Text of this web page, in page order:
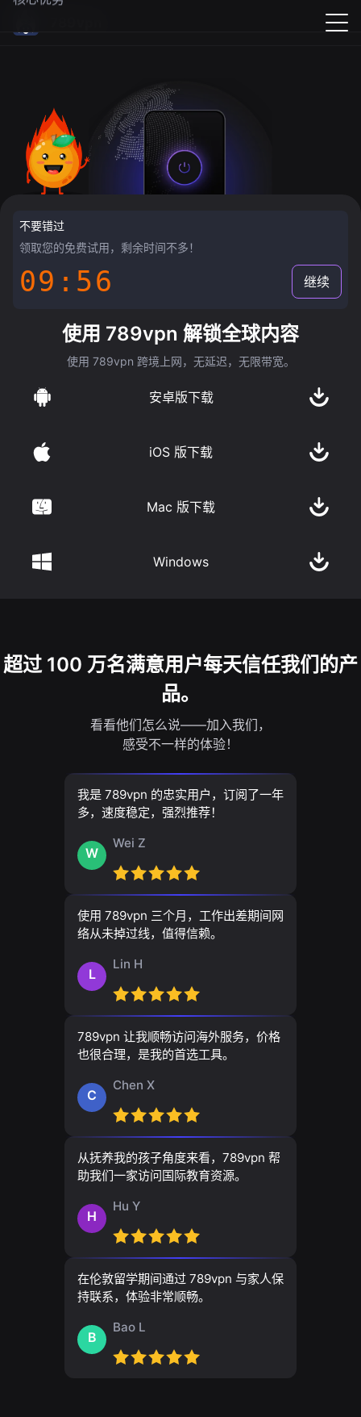
不要错过
领取您的免费试用，剩余时间不多！
09:55 继续
使用 789vpn 解锁全球内容
使用 789vpn 跨境上网，无延迟，无限带宽。
安卓版下载
iOS 版下载
Mac 版下载
Windows
超过 100 万名满意用户每天信任我们的产
品。
看看他们怎么说——加入我们，
感受不一样的体验！
我是 789vpn 的忠实用户，订阅了一年
多，速度稳定，强烈推荐！
W
Wei Z
使用 789vpn 三个月，工作出差期间网
络从未掉过线，值得信赖。
L
Lin H
789vpn 让我顺畅访问海外服务，价格
也很合理，是我的首选工具。
C
Chen X
从抚养我的孩子角度来看，789vpn 帮
助我们一家访问国际教育资源。
H
Hu Y
在伦敦留学期间通过 789vpn 与家人保
持联系，体验非常顺畅。
B
Bao L